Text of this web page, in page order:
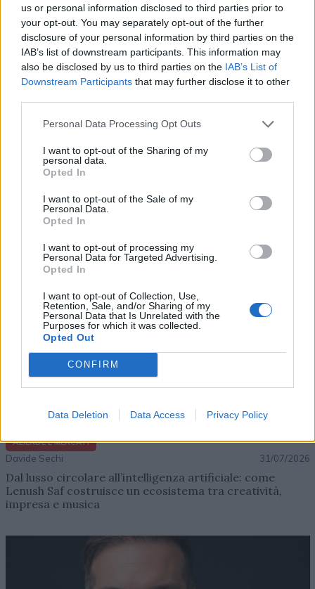
us or personal information disclosed to third parties prior to
your opt-out. You may separately opt-out of the further
disclosure of your personal information by third parties on the
IAB’s list of downstream participants. This information may
also be disclosed by us to third parties on the IAB’s List of
Downstream Participants that may further disclose it to other
Personal Data Processing Opt Outs
I want to opt-out of the Sharing of my
personal data.
Opted In
I want to opt-out of the Sale of my
Personal Data.
Opted In
I want to opt-out of processing my
Personal Data for Targeted Advertising.
Opted In
I want to opt-out of Collection, Use,
Retention, Sale, and/or Sharing of my
Personal Data that Is Unrelated with the
Purposes for which it was collected.
Opted Out
CONFIRM
Data Deletion Data Access Privacy Policy
Kellanova sarà supportata a livello globale grazie alla
The Full View di NIQ che comprende lo studio del
comportamento dei consumatori per una guida
strategica veloce e intelligente”.
Altri articoli che potrebbero piacerti
AZIENDE E MERCATI
Davide Sechi 31/07/2026
Dal lusso circolare all’intelligenza artificiale: come
Lenush Saf costruisce un ecosistema tra creatività,
impresa e musica